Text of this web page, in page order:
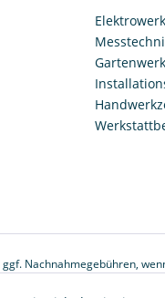
Nachnahmegebühren,